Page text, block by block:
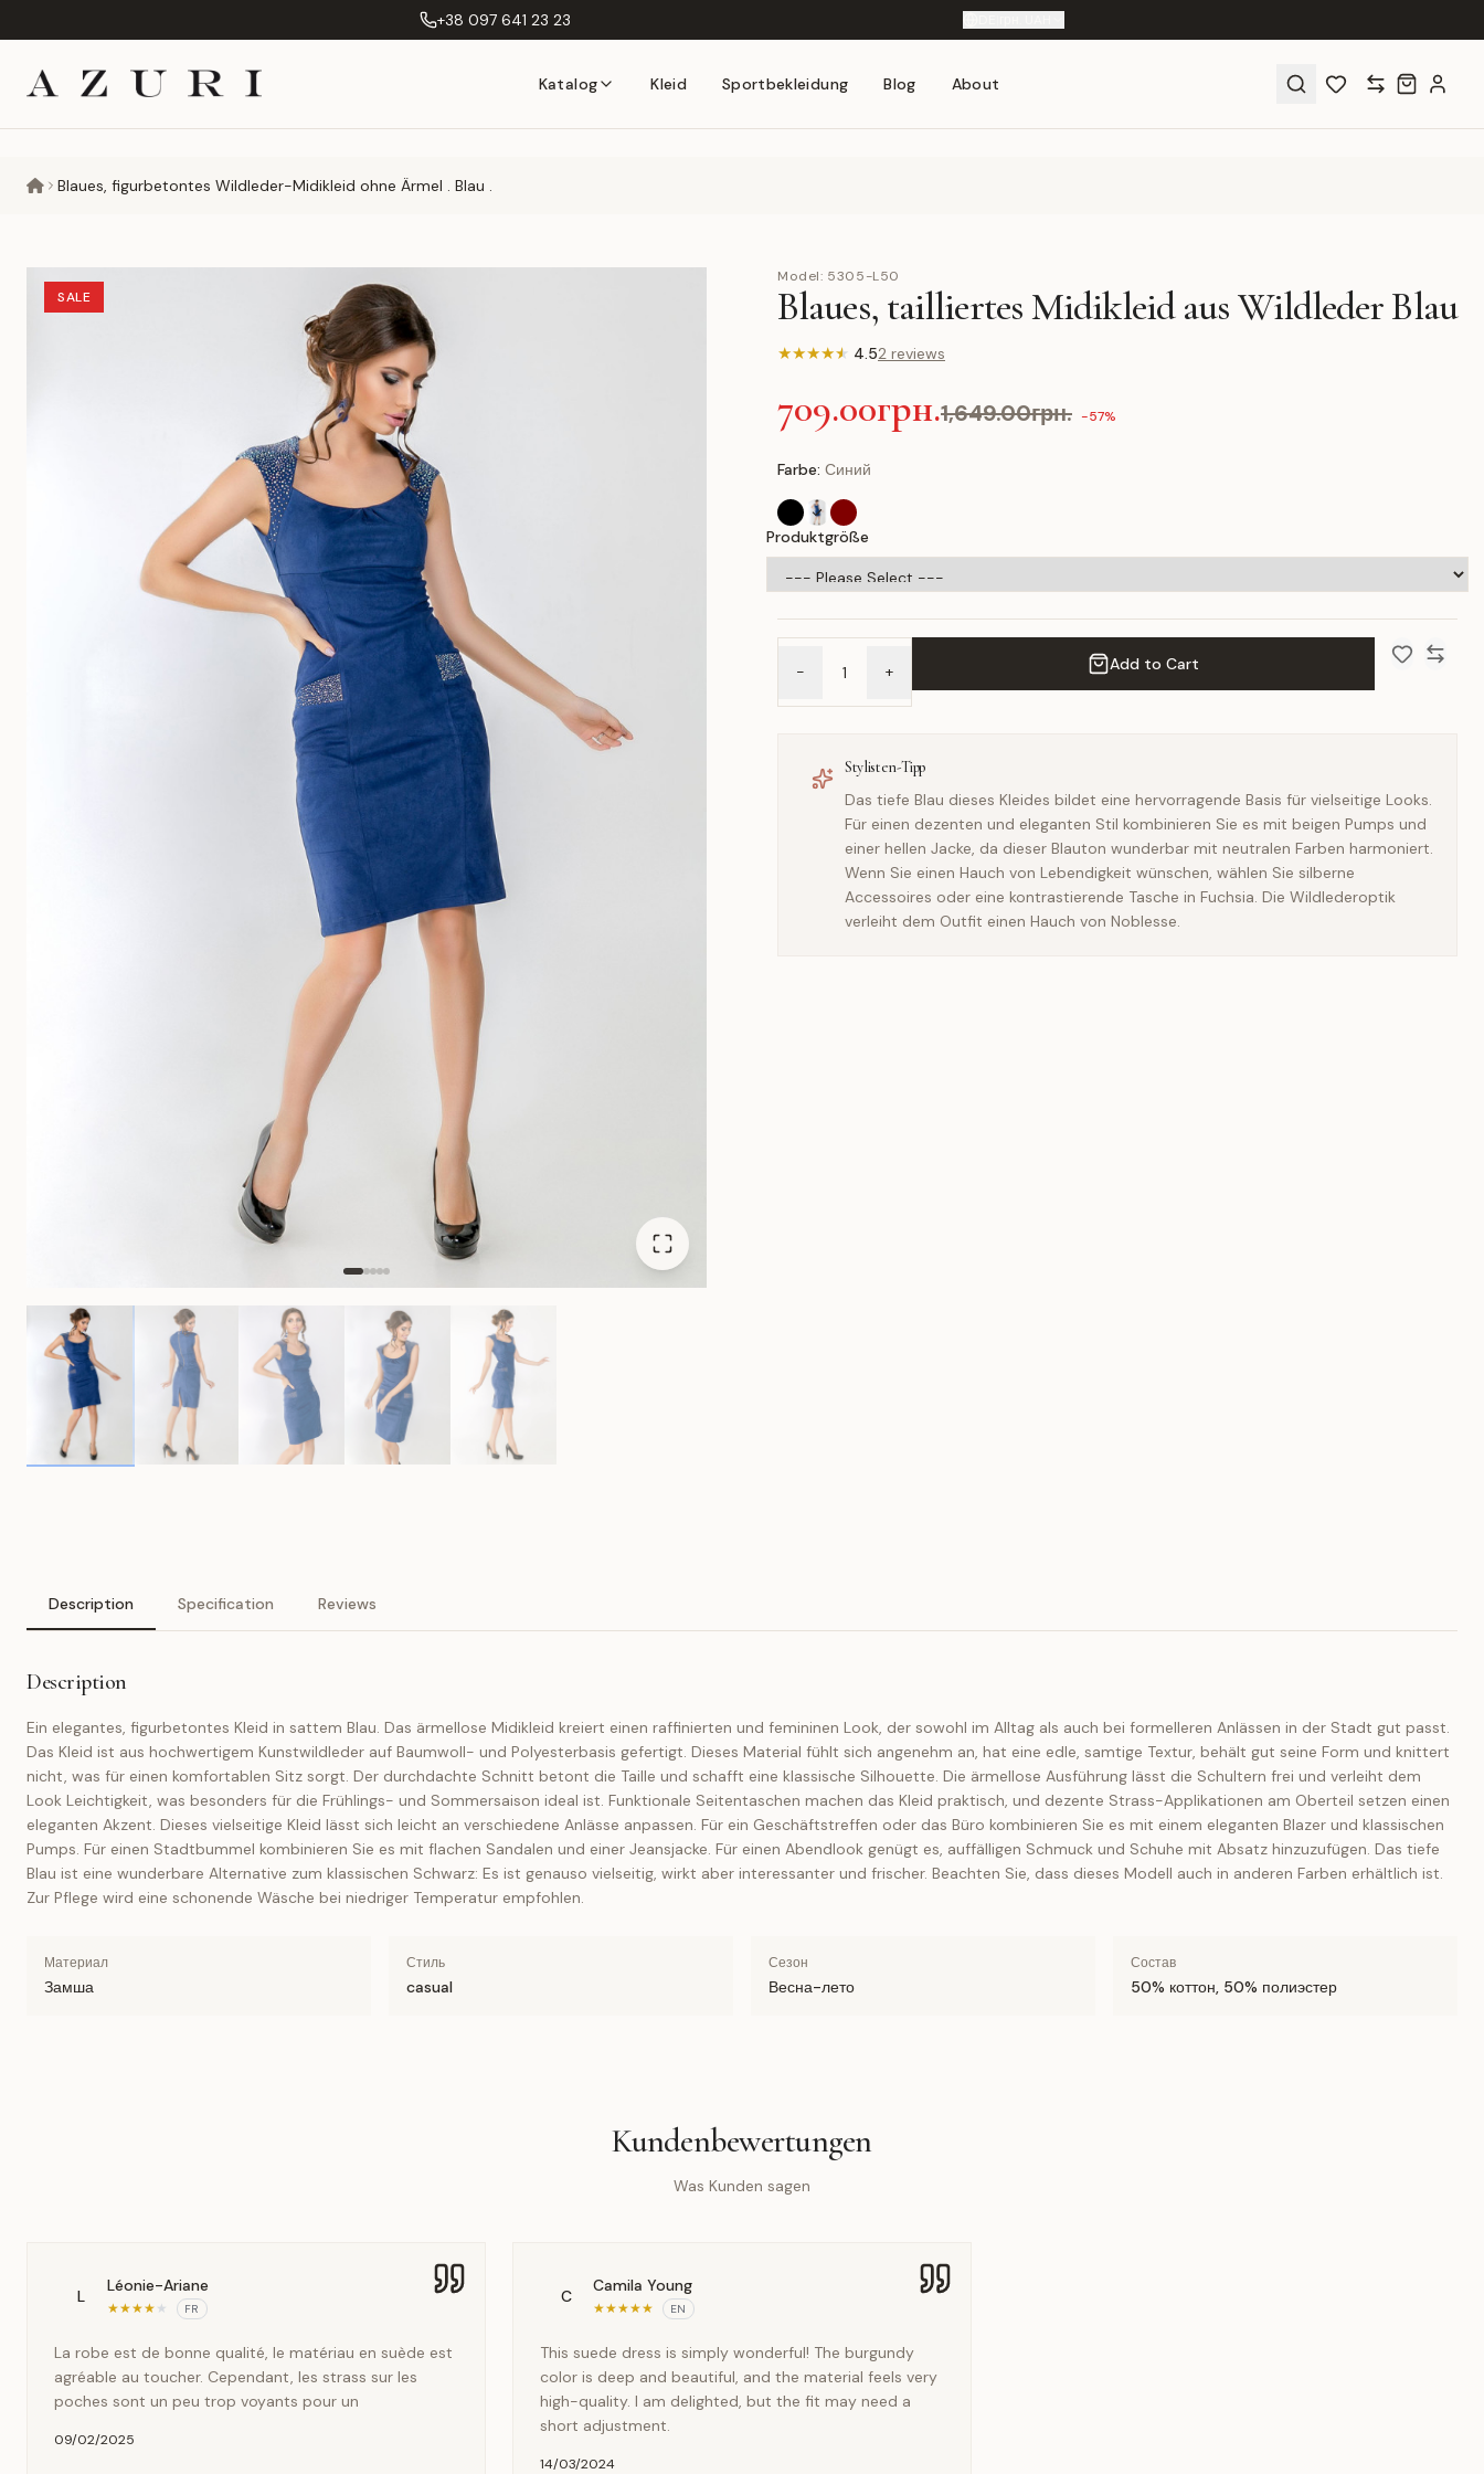
+38 097 641 23 23
Katalog Kleid Sportbekleidung Blog About
Blaues, figurbetontes Wildleder-Midikleid ohne Ärmel . Blau .
SALE
Model: 5305-L50
Blaues, tailliertes Midikleid aus Wildleder Blau
★★★★★ 4.52 reviews
709.00грн.1,649.00грн. -57%
Farbe: Синий
Produktgröße
- + Add to Cart
Stylisten-Tipp
Das tiefe Blau dieses Kleides bildet eine hervorragende Basis für vielseitige Looks.
Für einen dezenten und eleganten Stil kombinieren Sie es mit beigen Pumps und
einer hellen Jacke, da dieser Blauton wunderbar mit neutralen Farben harmoniert.
Wenn Sie einen Hauch von Lebendigkeit wünschen, wählen Sie silberne
Accessoires oder eine kontrastierende Tasche in Fuchsia. Die Wildlederoptik
verleiht dem Outfit einen Hauch von Noblesse.
Description Specification Reviews
Description
Ein elegantes, figurbetontes Kleid in sattem Blau. Das ärmellose Midikleid kreiert einen raffinierten und femininen Look, der sowohl im Alltag als auch bei formelleren Anlässen in der Stadt gut passt.
Das Kleid ist aus hochwertigem Kunstwildleder auf Baumwoll- und Polyesterbasis gefertigt. Dieses Material fühlt sich angenehm an, hat eine edle, samtige Textur, behält gut seine Form und knittert
nicht, was für einen komfortablen Sitz sorgt. Der durchdachte Schnitt betont die Taille und schafft eine klassische Silhouette. Die ärmellose Ausführung lässt die Schultern frei und verleiht dem
Look Leichtigkeit, was besonders für die Frühlings- und Sommersaison ideal ist. Funktionale Seitentaschen machen das Kleid praktisch, und dezente Strass-Applikationen am Oberteil setzen einen
eleganten Akzent. Dieses vielseitige Kleid lässt sich leicht an verschiedene Anlässe anpassen. Für ein Geschäftstreffen oder das Büro kombinieren Sie es mit einem eleganten Blazer und klassischen
Pumps. Für einen Stadtbummel kombinieren Sie es mit flachen Sandalen und einer Jeansjacke. Für einen Abendlook genügt es, auffälligen Schmuck und Schuhe mit Absatz hinzuzufügen. Das tiefe
Blau ist eine wunderbare Alternative zum klassischen Schwarz: Es ist genauso vielseitig, wirkt aber interessanter und frischer. Beachten Sie, dass dieses Modell auch in anderen Farben erhältlich ist.
Zur Pflege wird eine schonende Wäsche bei niedriger Temperatur empfohlen.
Материал
Замша
Стиль
casual
Сезон
Весна-лето
Состав
50% коттон, 50% полиэстер
Kundenbewertungen
Was Kunden sagen
L
Léonie-Ariane
★★★★★ FR
La robe est de bonne qualité, le matériau en suède est
agréable au toucher. Cependant, les strass sur les
poches sont un peu trop voyants pour un
09/02/2025
C
Camila Young
★★★★★ EN
This suede dress is simply wonderful! The burgundy
color is deep and beautiful, and the material feels very
high-quality. I am delighted, but the fit may need a
short adjustment.
14/03/2024